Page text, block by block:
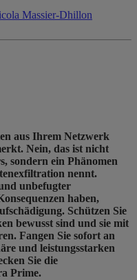
Massier-Dhillon
aus Ihrem Netzwerk
Nein, das ist nicht
sondern ein Phänomen
nennt.
unbefugter
haben,
Schützen Sie
bewusst sind und sie mit
Fangen Sie sofort an
und leistungsstarken
Sie die
Prime.